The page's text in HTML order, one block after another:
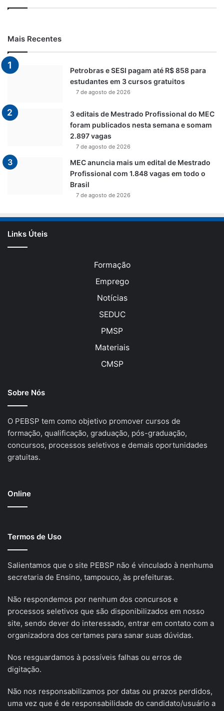
Mais Recentes
Petrobras e SESI pagam até R$ 858 para
estudantes em 3 cursos gratuitos
7 de agosto de 2026
3 editais de Mestrado Profissional do MEC
foram publicados nesta semana e somam
2.897 vagas
7 de agosto de 2026
MEC anuncia mais um edital de Mestrado
Profissional com 1.848 vagas em todo o
Brasil
7 de agosto de 2026
Links Úteis
Formação
Emprego
Notícias
SEDUC
PMSP
Materiais
CMSP
Sobre Nós
O PEBSP tem como objetivo promover cursos de
formação, qualificação, graduação, pós-graduação,
concursos, processos seletivos e demais oportunidades
gratuitas.
Online
Termos de Uso
Salientamos que o site PEBSP não é vinculado à nenhuma
secretaria de Ensino, tampouco, às prefeituras.
Não respondemos por nenhum dos concursos e
processos seletivos que são disponibilizados em nosso
site, sendo dever do interessado, entrar em contato com a
organizadora dos certames para sanar suas dúvidas.
Nos resguardamos à possíveis falhas ou erros de
digitação.
Não nos responsabilizamos por datas ou prazos perdidos,
uma vez que é de responsabilidade do candidato/usuário a